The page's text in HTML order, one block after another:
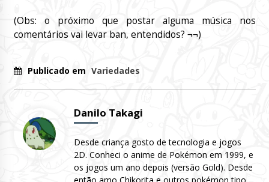
(Obs: o próximo que postar alguma música nos
comentários vai levar ban, entendidos? ¬¬)
Publicado em Variedades
Danilo Takagi
Desde criança gosto de tecnologia e jogos
2D. Conheci o anime de Pokémon em 1999, e
os jogos um ano depois (versão Gold). Desde